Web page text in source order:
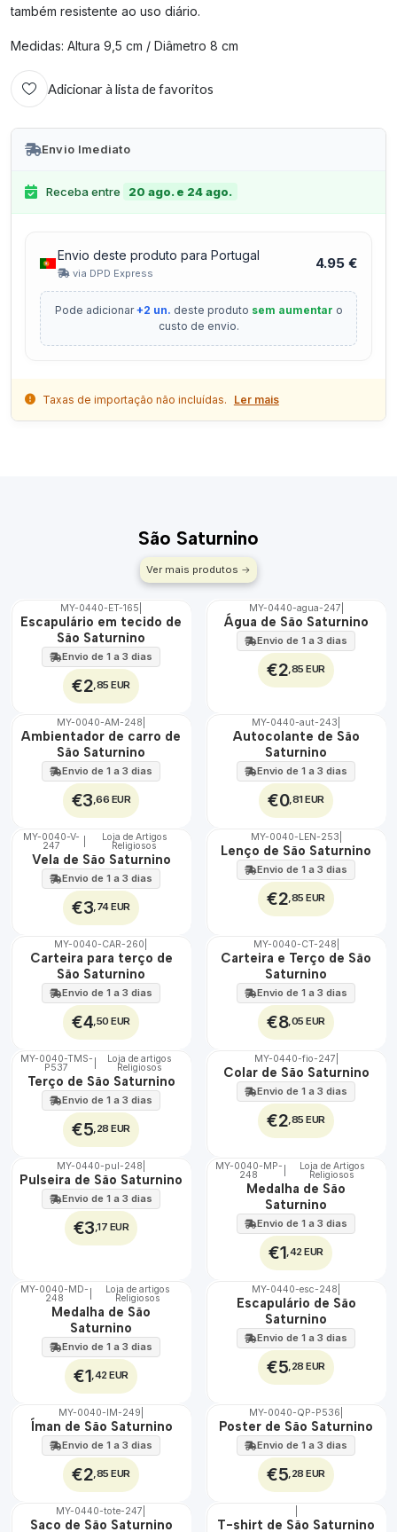
também resistente ao uso diário.
Medidas: Altura 9,5 cm / Diâmetro 8 cm
Adicionar à lista de favoritos
Envio Imediato
Receba entre 20 ago. e 24 ago.
Envio deste produto para Portugal
via DPD Express
4.95 €
Pode adicionar+2 un. deste produto sem aumentar o
custo de envio.
Taxas de importação não incluídas. Ler mais
São Saturnino
Ver mais produtos
🇵🇹
100%
ÁGUA
MY-0440-ET-165
Escapulário em tecido de
São Saturnino
Envio de 1 a 3 dias
€2,85 EUR
🇵🇹
100%
MY-0440-agua-247
Água de São Saturnino
Envio de 1 a 3 dias
€2,85 EUR
🇵🇹
MY-0040-AM-248
Ambientador de carro de
São Saturnino
Envio de 1 a 3 dias
€3,66 EUR
🇵🇹
MY-0440-aut-243
Autocolante de São
Saturnino
Envio de 1 a 3 dias
€0,81 EUR
🇵🇹
100%
MY-0040-V-
247
Loja de Artigos
Religiosos
Vela de São Saturnino
Envio de 1 a 3 dias
€3,74 EUR
🇵🇹
100%
MY-0040-LEN-253
Lenço de São Saturnino
Envio de 1 a 3 dias
€2,85 EUR
🇵🇹
MY-0040-CAR-260
Carteira para terço de
São Saturnino
Envio de 1 a 3 dias
€4,50 EUR
🇵🇹
MY-0040-CT-248
Carteira e Terço de São
Saturnino
Envio de 1 a 3 dias
€8,05 EUR
🇵🇹
100%
MY-0040-TMS-
P537
Loja de artigos
Religiosos
Terço de São Saturnino
Envio de 1 a 3 dias
€5,28 EUR
🇵🇹
100%
MY-0440-fio-247
Colar de São Saturnino
Envio de 1 a 3 dias
€2,85 EUR
🇵🇹
100%
MY-0440-pul-248
Pulseira de São Saturnino
Envio de 1 a 3 dias
€3,17 EUR
🇵🇹
100%
MY-0040-MP-
248
Loja de Artigos
Religiosos
Medalha de São
Saturnino
Envio de 1 a 3 dias
€1,42 EUR
🇵🇹
100%
MY-0040-MD-
248
Loja de artigos
Religiosos
Medalha de São
Saturnino
Envio de 1 a 3 dias
€1,42 EUR
🇵🇹
MY-0440-esc-248
Escapulário de São
Saturnino
Envio de 1 a 3 dias
€5,28 EUR
🇵🇹
100%
MY-0040-IM-249
Íman de São Saturnino
Envio de 1 a 3 dias
€2,85 EUR
🇵🇹
100%
MY-0040-QP-P536
Poster de São Saturnino
Envio de 1 a 3 dias
€5,28 EUR
🇵🇹
MY-0440-tote-247
Saco de São Saturnino 🇵🇹
T-shirt de São Saturnino